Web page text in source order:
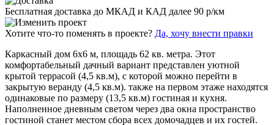
Бесплатная доставка до МКАД и КАД далее 90 р/км
Хотите что-то поменять в проекте? Да, хочу внести правки
Каркасный дом 6х6 м, площадь 62 кв. метра. Этот
комфортабельный дачный вариант представлен уютной
крытой террасой (4,5 кв.м), с которой можно перейти в
закрытую веранду (4,5 кв.м). также на первом этаже находятся
одинаковые по размеру (13,5 кв.м) гостиная и кухня.
Наполненное дневным светом через два окна пространство
гостиной станет местом сбора всех домочадцев и их гостей.